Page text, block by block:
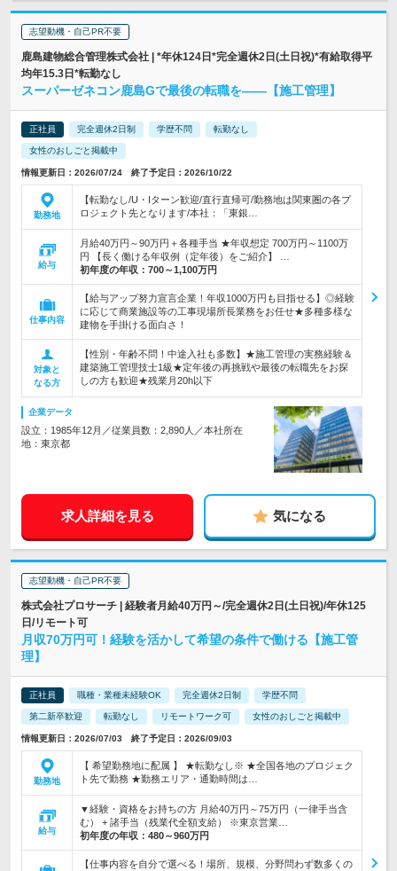
志望動機・自己PR不要
鹿島建物総合管理株式会社 | *年休124日*完全週休2日(土日祝)*有給取得平
均年15.3日*転勤なし
スーパーゼネコン鹿島Gで最後の転職を――【施工管理】
正社員 完全週休2日制 学歴不問 転勤なし
女性のおしごと掲載中
情報更新日：2026/07/24 終了予定日：2026/10/22
勤務地
【転勤なし/U・Iターン歓迎/直行直帰可/勤務地は関東圏の各プ
ロジェクト先となります/本社：「東銀…
給与
月給40万円～90万円＋各種手当 ★年収想定 700万円～1100万
円 【長く働ける年収例（定年後）をご紹介】 …
初年度の年収： 700～1,100万円
仕事内容
【給与アップ努力宣言企業！年収1000万円も目指せる】◎経験
に応じて商業施設等の工事現場所長業務をお任せ★多種多様な
建物を手掛ける面白さ！
対象と
なる方
【性別・年齢不問！中途入社も多数】★施工管理の実務経験＆
建築施工管理技士1級★定年後の再挑戦や最後の転職先をお探
しの方も歓迎★残業月20h以下
企業データ
設立：1985年12月／従業員数：2,890人／本社所在
地：東京都
求人詳細を見る 気になる
志望動機・自己PR不要
株式会社プロサーチ | 経験者月給40万円～/完全週休2日(土日祝)/年休125
日/リモート可
月収70万円可！経験を活かして希望の条件で働ける【施工管
理】
正社員 職種・業種未経験OK 完全週休2日制 学歴不問
第二新卒歓迎 転勤なし リモートワーク可 女性のおしごと掲載中
情報更新日：2026/07/03 終了予定日：2026/09/03
勤務地
【 希望勤務地に配属 】 ★転勤なし※ ★全国各地のプロジェク
ト先で勤務 ★勤務エリア・通勤時間は…
給与
▼経験・資格をお持ちの方 月給40万円～75万円（一律手当含
む） + 諸手当（残業代全額支給） ※東京営業…
初年度の年収： 480～960万円
【仕事内容を自分で選べる！場所、規模、分野問わず数多くの